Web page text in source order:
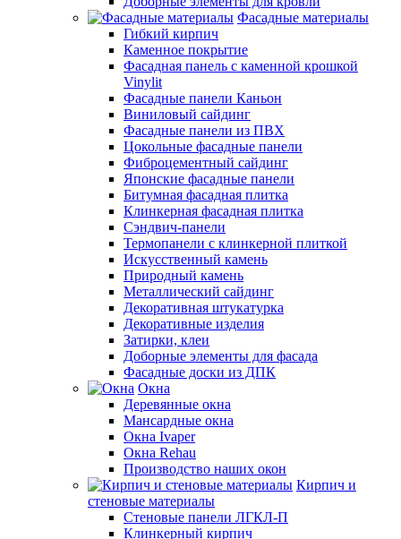
Фасадные материалы
Гибкий кирпич
Каменное покрытие
Фасадная панель с каменной крошкой
Vinylit
Фасадные панели Каньон
Виниловый сайдинг
Фасадные панели из ПВХ
Цокольные фасадные панели
Фиброцементный сайдинг
Японские фасадные панели
Битумная фасадная плитка
Клинкерная фасадная плитка
Сэндвич-панели
Термопанели с клинкерной плиткой
Искусственный камень
Природный камень
Металлический сайдинг
Декоративная штукатурка
Декоративные изделия
Затирки, клеи
Доборные элементы для фасада
Фасадные доски из ДПК
Окна
Деревянные окна
Мансардные окна
Окна Ivaper
Окна Rehau
Производство наших окон
Кирпич и
стеновые материалы
Стеновые панели ЛГКЛ-П
Клинкерный кирпич